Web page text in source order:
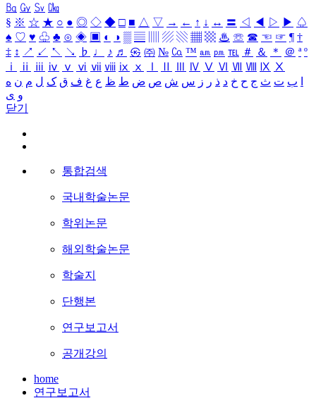
㏃ ㏉ ㏜ ㏆
§ ※ ☆ ★ ○ ● ◎ ◇ ◆ □ ■ △ ▽ → ← ↑ ↓ ↔ 〓 ◁ ◀ ▷ ▶ ♤
♠ ♡ ♥ ♧ ♣ ⊙ ◈ ▣ ◐ ◑ ▒ ▤ ▨ ▧ ▦ ▩ ♨ ☏ ☎ ☜ ☞ ¶ †
‡ ↕ ↗ ↙ ↖ ↘ ♭ ♩ ♪ ♬ ㉿ ㈜ № ㏇ ™ ㏂ ㏘ ℡ ＃ ＆ ＊ ＠ ª º
ⅰ
ⅱ ⅲ ⅳ ⅴ ⅵ ⅶ ⅷ ⅸ ⅹ Ⅳ Ⅴ Ⅵ Ⅶ Ⅷ Ⅸ Ⅹ
ب ت ث ج ح خ د ذ ر ز س ش ص ض ط ظ ع غ ف ق ک ل م ن ه
و ی
닫기
통합검색
국내학술논문
학위논문
해외학술논문
학술지
단행본
연구보고서
공개강의
home
연구보고서